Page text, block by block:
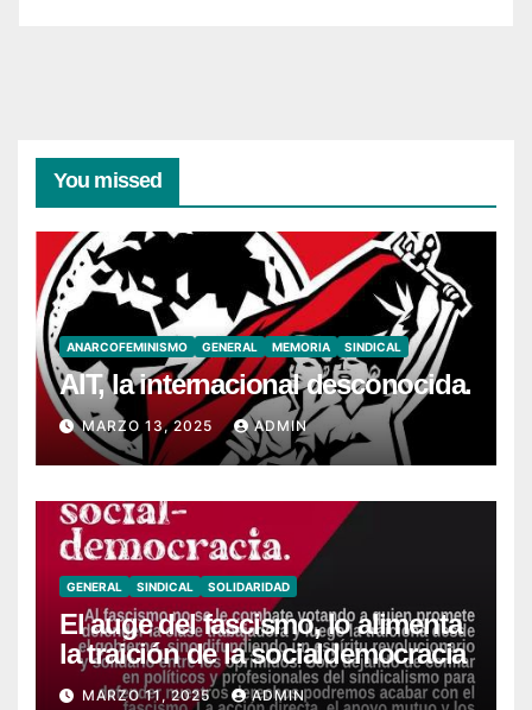
You missed
ANARCOFEMINISMO GENERAL MEMORIA SINDICAL
AIT, la internacional desconocida.
MARZO 13, 2025 ADMIN
GENERAL SINDICAL SOLIDARIDAD
El auge del fascismo, lo alimenta
la traición de la socialdemocracia
MARZO 11, 2025 ADMIN